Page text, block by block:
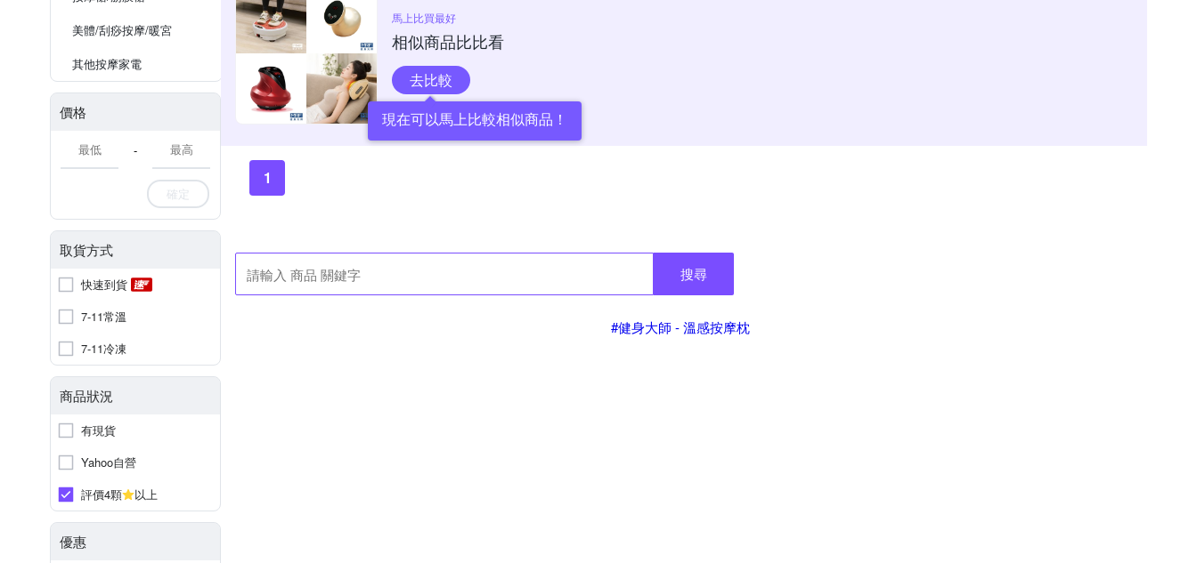
美體/刮痧按摩/暖宮
其他按摩家電
價格
-
確定
取貨方式
快速到貨
7-11常溫
7-11冷凍
商品狀況
有現貨
Yahoo自營
評價4顆
以上
優惠
馬上比買最好
相似商品比比看
去比較
現在可以馬上比較相似商品！
1
搜尋
#健身大師 - 溫感按摩枕